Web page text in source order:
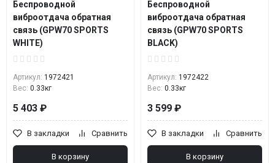
Беспроводной
виброотдача обратная
связь (GPW70 SPORTS
WHITE)
Артикул: 1972421
Вес: 0.33кг
5 403 ₽
В закладки Сравнить
В корзину
Беспроводной
виброотдача обратная
связь (GPW70 SPORTS
BLACK)
Артикул: 1972422
Вес: 0.33кг
3 599 ₽
В закладки Сравнить
В корзину